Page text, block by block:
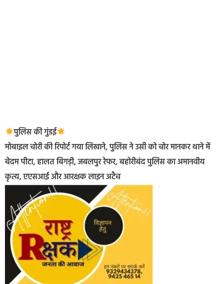
पुलिस की गुंडई
मोबाइल चोरी की रिपोर्ट गया लिखाने, पुलिस ने उसी को चोर मानकर थाने में
बेदम पीटा, हालत बिगड़ी, जबलपुर रेफर, बहोरीबंद पुलिस का अमानवीय
कृत्य, एएसआई और आरक्षक लाइन अटैच